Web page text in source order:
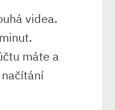
videa.
máte a